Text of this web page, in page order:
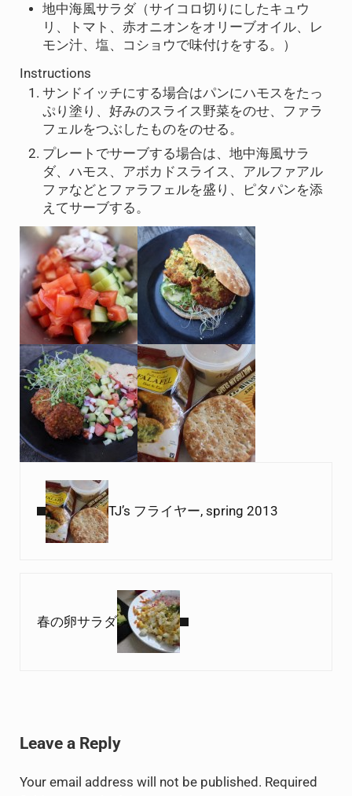
地中海風サラダ（サイコロ切りにしたキュウ
リ、トマト、赤オニオンをオリーブオイル、レ
モン汁、塩、コショウで味付けをする。）
Instructions
サンドイッチにする場合はパンにハモスをたっ
ぷり塗り、好みのスライス野菜をのせ、ファラ
フェルをつぶしたものをのせる。
プレートでサーブする場合は、地中海風サラ
ダ、ハモス、アボカドスライス、アルファアル
ファなどとファラフェルを盛り、ピタパンを添
えてサーブする。
TJ’s フライヤー, spring 2013
春の卵サラダ
Leave a Reply
Your email address will not be published. Required